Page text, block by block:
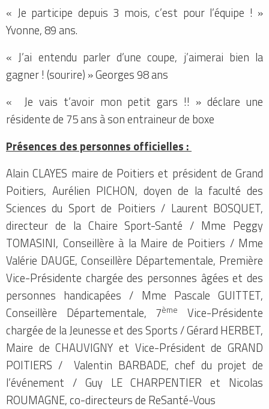
« Je participe depuis 3 mois, c’est pour l’équipe ! »
Yvonne, 89 ans.
« J’ai entendu parler d’une coupe, j’aimerai bien la
gagner ! (sourire) » Georges 98 ans
« Je vais t’avoir mon petit gars !! » déclare une
résidente de 75 ans à son entraineur de boxe
Présences des personnes officielles :
Alain CLAYES maire de Poitiers et président de Grand
Poitiers, Aurélien PICHON, doyen de la faculté des
Sciences du Sport de Poitiers / Laurent BOSQUET,
directeur de la Chaire Sport-Santé / Mme Peggy
TOMASINI, Conseillère à la Maire de Poitiers / Mme
Valérie DAUGE, Conseillère Départementale, Première
Vice-Présidente chargée des personnes âgées et des
personnes handicapées / Mme Pascale GUITTET,
Conseillère Départementale, 7ème
Vice-Présidente
chargée de la Jeunesse et des Sports / Gérard HERBET,
Maire de CHAUVIGNY et Vice-Président de GRAND
POITIERS / Valentin BARBADE, chef du projet de
l’événement / Guy LE CHARPENTIER et Nicolas
ROUMAGNE, co-directeurs de ReSanté-Vous